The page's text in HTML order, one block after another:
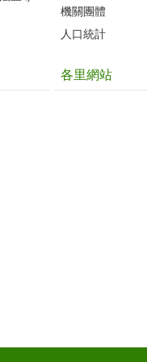
機關團體
人口統計
各里網站